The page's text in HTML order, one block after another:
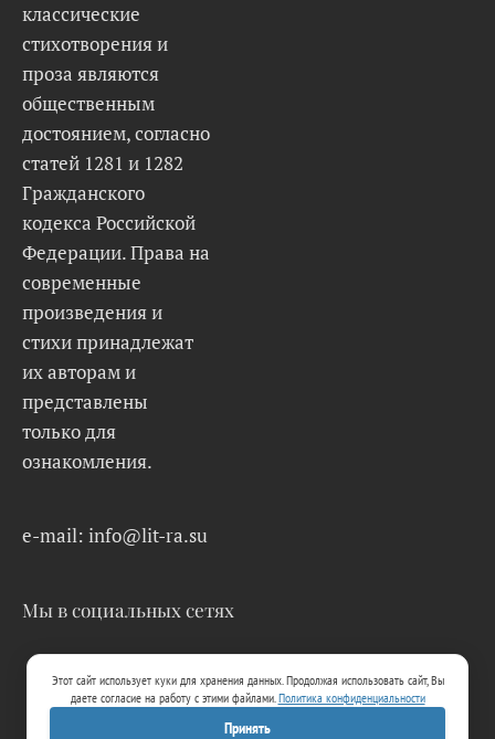
классические
стихотворения и
проза являются
общественным
достоянием, согласно
статей 1281 и 1282
Гражданского
кодекса Российской
Федерации. Права на
современные
произведения и
стихи принадлежат
их авторам и
представлены
только для
ознакомления.
e-mail: info@lit-ra.su
Мы в социальных сетях
Этот сайт использует куки для хранения данных. Продолжая использовать сайт, Вы
даете согласие на работу с этими файлами.Политика конфиденциальности
Принять